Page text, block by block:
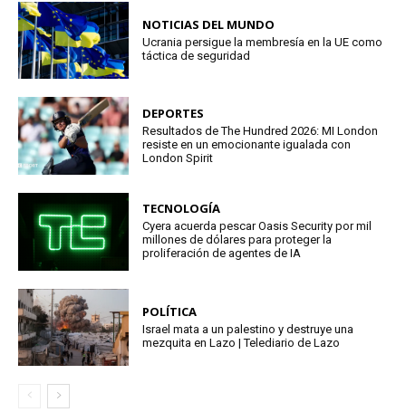
NOTICIAS DEL MUNDO
Ucrania persigue la membresía en la UE como
táctica de seguridad
DEPORTES
Resultados de The Hundred 2026: MI London
resiste en un emocionante igualada con
London Spirit
TECNOLOGÍA
Cyera acuerda pescar Oasis Security por mil
millones de dólares para proteger la
proliferación de agentes de IA
POLÍTICA
Israel mata a un palestino y destruye una
mezquita en Lazo | Telediario de Lazo